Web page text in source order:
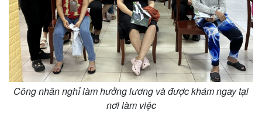
Công nhân nghỉ làm hưởng lương và được khám ngay tại
nơi làm việc